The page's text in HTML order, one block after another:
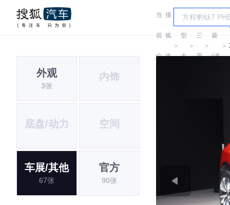
当
前
位
搜
狐
汽
＞
车
型
大
＞
三
菱
＞
三
菱
(进
＞
外观
3张
内饰
底盘/动力 空间
车展/其他
67张
官方
90张